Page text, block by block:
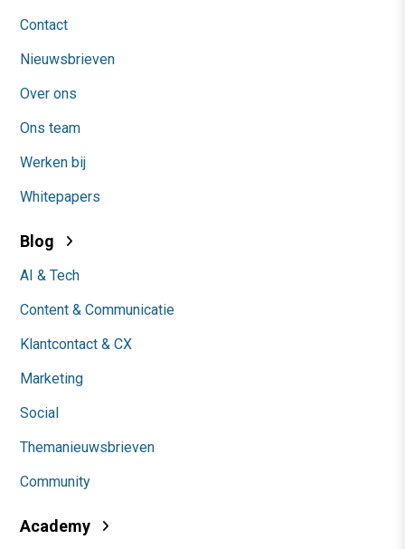
Contact
Nieuwsbrieven
Over ons
Ons team
Werken bij
Whitepapers
Blog
AI & Tech
Content & Communicatie
Klantcontact & CX
Marketing
Social
Themanieuwsbrieven
Community
Academy